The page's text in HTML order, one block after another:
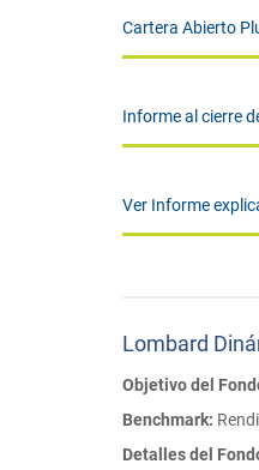
Cartera Abierto
Informe al cierre
Ver Informe
Lombard
Objetivo del
Benchmark:
Detalles del